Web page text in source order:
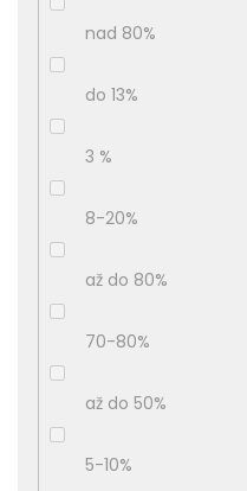
nad 80%
do 13%
3 %
8-20%
až do 80%
70-80%
až do 50%
5-10%